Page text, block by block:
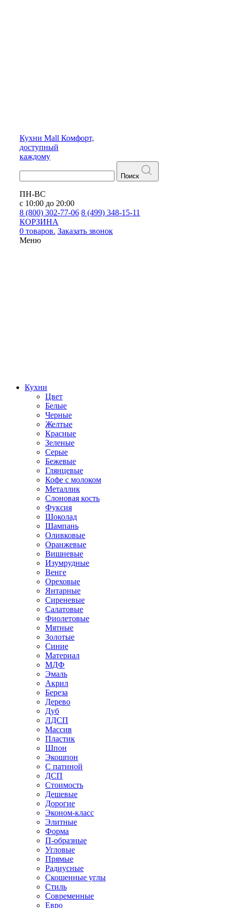
Кухни Mall Комфорт,
доступный
каждому
Поиск
ПН-ВС
с 10:00 до 20:00
8 (800) 302-77-06 8 (499) 348-15-11
КОРЗИНА
0 товаров. Заказать звонок
Меню
Кухни
Цвет
Белые
Черные
Желтые
Красные
Зеленые
Серые
Бежевые
Глянцевые
Кофе с молоком
Металлик
Слоновая кость
Фуксия
Шоколад
Шампань
Оливковые
Оранжевые
Вишневые
Изумрудные
Венге
Ореховые
Янтарные
Сиреневые
Салатовые
Фиолетовые
Мятные
Золотые
Синие
Материал
МДФ
Эмаль
Акрил
Береза
Дерево
Дуб
ЛДСП
Массив
Пластик
Шпон
Экошпон
С патиной
ДСП
Стоимость
Дешевые
Дорогие
Эконом-класс
Элитные
Форма
П-образные
Угловые
Прямые
Радиусные
Скошенные углы
Стиль
Современные
Евро